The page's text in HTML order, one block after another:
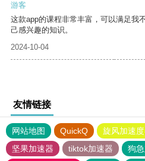
游客
这款app的课程非常丰富，可以满足我
己感兴趣的知识。
2024-10-04
友情链接
网站地图 QuickQ 旋风加速
坚果加速器
tiktok加速器
狗